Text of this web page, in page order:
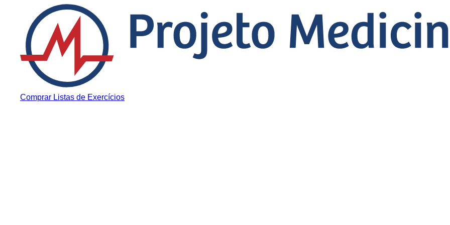
Pular para o conteúdo
Comprar Listas de Exercícios